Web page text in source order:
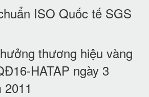
ISO Quốc tế SGS
thương hiệu vàng
HATAP ngày 3